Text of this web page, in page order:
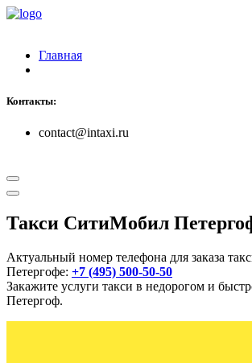
Главная
Контакты:
contact@intaxi.ru
Такси СитиМобил
Актуальный номер телефона для заказа
Петергофе: +7 (495) 500-50-50
Закажите услуги такси в недорогом и
Петергоф.